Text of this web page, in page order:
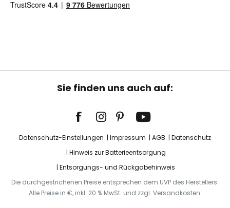
Sie finden uns auch auf:
Datenschutz-Einstellungen Impressum AGB
Datenschutz
Hinweis zur Batterieentsorgung
Entsorgungs- und Rückgabehinweis
Die durchgestrichenen Preise entsprechen dem UVP des Herstellers.
Alle Preise in €, inkl. 20 % MwSt. und zzgl. Versandkosten.